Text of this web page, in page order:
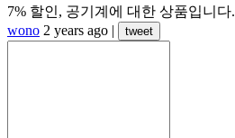
7% 할인, 공기계에 대한 상품입니다.
wono 2 years ago | tweet